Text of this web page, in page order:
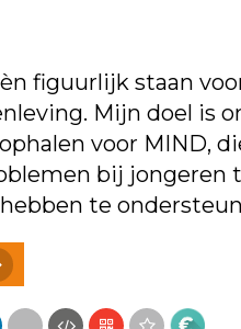
figuurlijk staan
Mijn doel is
voor MIND,
bij jongeren
te